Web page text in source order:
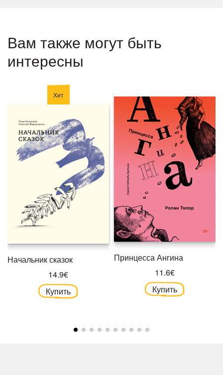
Вам также могут быть
интересны
Хит
Начальник сказок
14.9€
Купить
Принцесса Ангина
11.6€
Купить